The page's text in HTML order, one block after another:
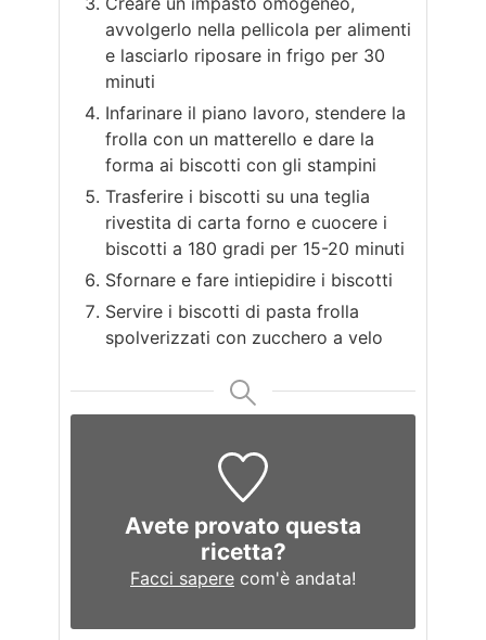
avvolgerlo nella pellicola per alimenti
e lasciarlo riposare in frigo per 30
minuti
Infarinare il piano lavoro, stendere la
frolla con un matterello e dare la
forma ai biscotti con gli stampini
Trasferire i biscotti su una teglia
rivestita di carta forno e cuocere i
biscotti a 180 gradi per 15-20 minuti
Sfornare e fare intiepidire i biscotti
Servire i biscotti di pasta frolla
spolverizzati con zucchero a velo
Avete provato questa
ricetta?
Facci sapere com'è andata!